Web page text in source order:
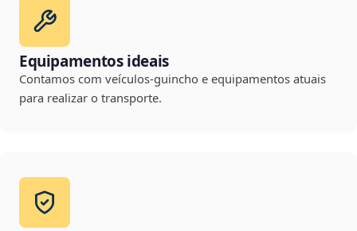
Equipamentos ideais
Contamos com veículos-guincho e equipamentos atuais
para realizar o transporte.